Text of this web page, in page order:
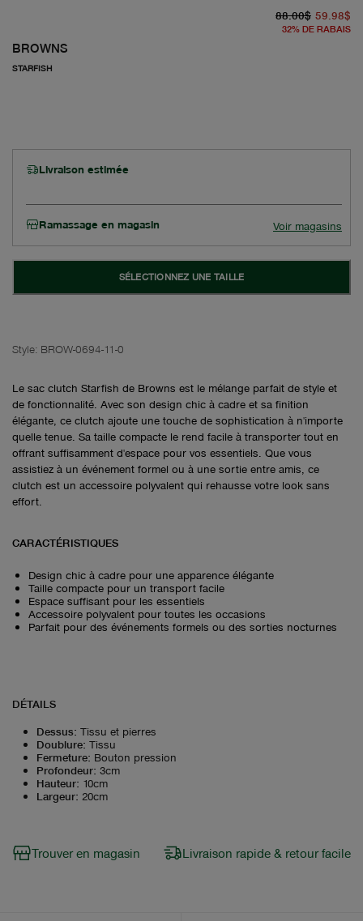
BROWNS
STARFISH
88.00$ 59.98$
32% DE RABAIS
Livraison estimée
Ramassage en magasin Voir magasins
SÉLECTIONNEZ UNE TAILLE
Style: BROW-0694-11-0
Le sac clutch Starfish de Browns est le mélange parfait de style et
de fonctionnalité. Avec son design chic à cadre et sa finition
élégante, ce clutch ajoute une touche de sophistication à n'importe
quelle tenue. Sa taille compacte le rend facile à transporter tout en
offrant suffisamment d'espace pour vos essentiels. Que vous
assistiez à un événement formel ou à une sortie entre amis, ce
clutch est un accessoire polyvalent qui rehausse votre look sans
effort.
CARACTÉRISTIQUES
Design chic à cadre pour une apparence élégante
Taille compacte pour un transport facile
Espace suffisant pour les essentiels
Accessoire polyvalent pour toutes les occasions
Parfait pour des événements formels ou des sorties nocturnes
DÉTAILS
Dessus: Tissu et pierres
Doublure: Tissu
Fermeture: Bouton pression
Profondeur: 3cm
Hauteur: 10cm
Largeur: 20cm
Trouver en magasin Livraison rapide & retour facile